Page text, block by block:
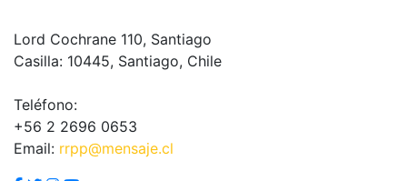
Lord Cochrane 110, Santiago
Casilla: 10445, Santiago, Chile
Teléfono:
+56 2 2696 0653
Email: rrpp@mensaje.cl